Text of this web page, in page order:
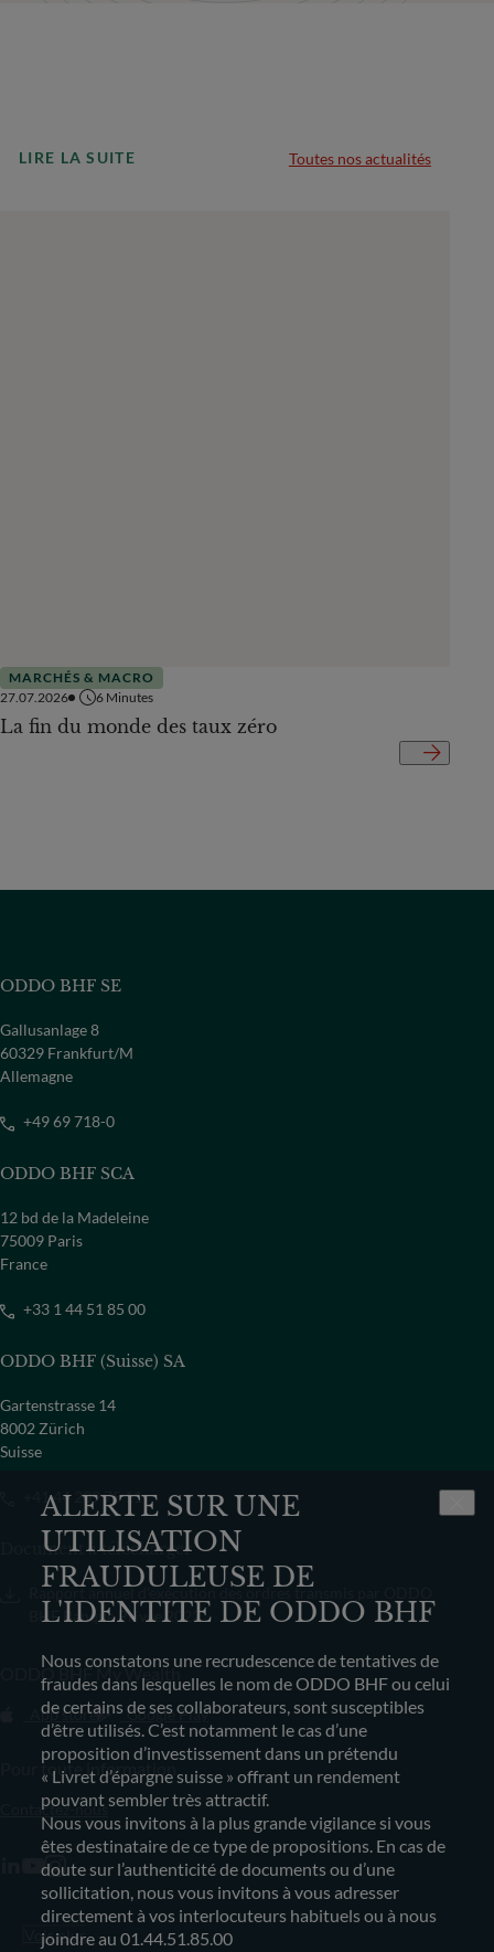
ALERTE SUR UNE
UTILISATION
FRAUDULEUSE DE
L'IDENTITE DE ODDO BHF
Nous constatons une recrudescence de tentatives de
fraudes dans lesquelles le nom de ODDO BHF ou celui
de certains de ses collaborateurs, sont susceptibles
d’être utilisés. C’est notamment le cas d’une
proposition d’investissement dans un prétendu
« Livret d’épargne suisse » offrant un rendement
pouvant sembler très attractif.
Nous vous invitons à la plus grande vigilance si vous
êtes destinataire de ce type de propositions. En cas de
doute sur l’authenticité de documents ou d’une
sollicitation, nous vous invitons à vous adresser
directement à vos interlocuteurs habituels ou à nous
joindre au 01.44.51.85.00
LIRE LA SUITE Toutes nos actualités
MARCHÉS & MACRO
27.07.2026
6 Minutes
La fin du monde des taux zéro
ODDO BHF SE
Gallusanlage 8
60329 Frankfurt/M
Allemagne
+49 69 718-0
ODDO BHF SCA
12 bd de la Madeleine
75009 Paris
France
+33 1 44 51 85 00
ODDO BHF (Suisse) SA
Gartenstrasse 14
8002 Zürich
Suisse
+41 44 209 75 11
Document à télécharger
Rapport annuel d’exécution des ordres transmis par ODDO
BHF Banque Privée 2022
ODDO BHF My Wealth
App store Google Play
Pour toute information
Contactez-nous
Voir plus